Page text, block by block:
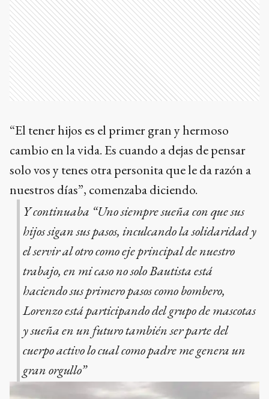
“El tener hijos es el primer gran y hermoso
cambio en la vida. Es cuando a dejas de pensar
solo vos y tenes otra personita que le da razón a
nuestros días”, comenzaba diciendo.
Y continuaba “Uno siempre sueña con que sus
hijos sigan sus pasos, inculcando la solidaridad y
el servir al otro como eje principal de nuestro
trabajo, en mi caso no solo Bautista está
haciendo sus primero pasos como bombero,
Lorenzo está participando del grupo de mascotas
y sueña en un futuro también ser parte del
cuerpo activo lo cual como padre me genera un
gran orgullo”